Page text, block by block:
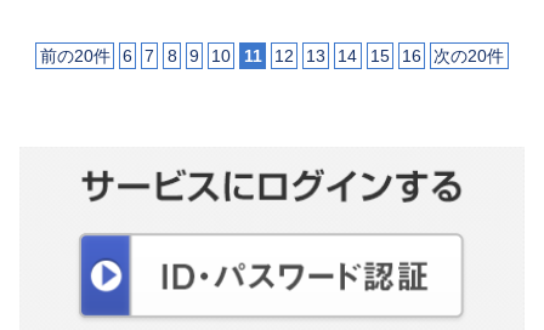
前の20件 6 7 8 9 10 11 12 13 14 15 16 次の20件